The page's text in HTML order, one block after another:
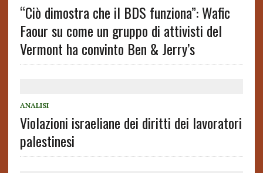
“Ciò dimostra che il BDS funziona”: Wafic
Faour su come un gruppo di attivisti del
Vermont ha convinto Ben & Jerry’s
ANALISI
Violazioni israeliane dei diritti dei lavoratori
palestinesi